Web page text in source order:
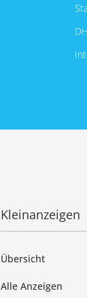
Kleinanzeigen
Übersicht
Alle Anzeigen